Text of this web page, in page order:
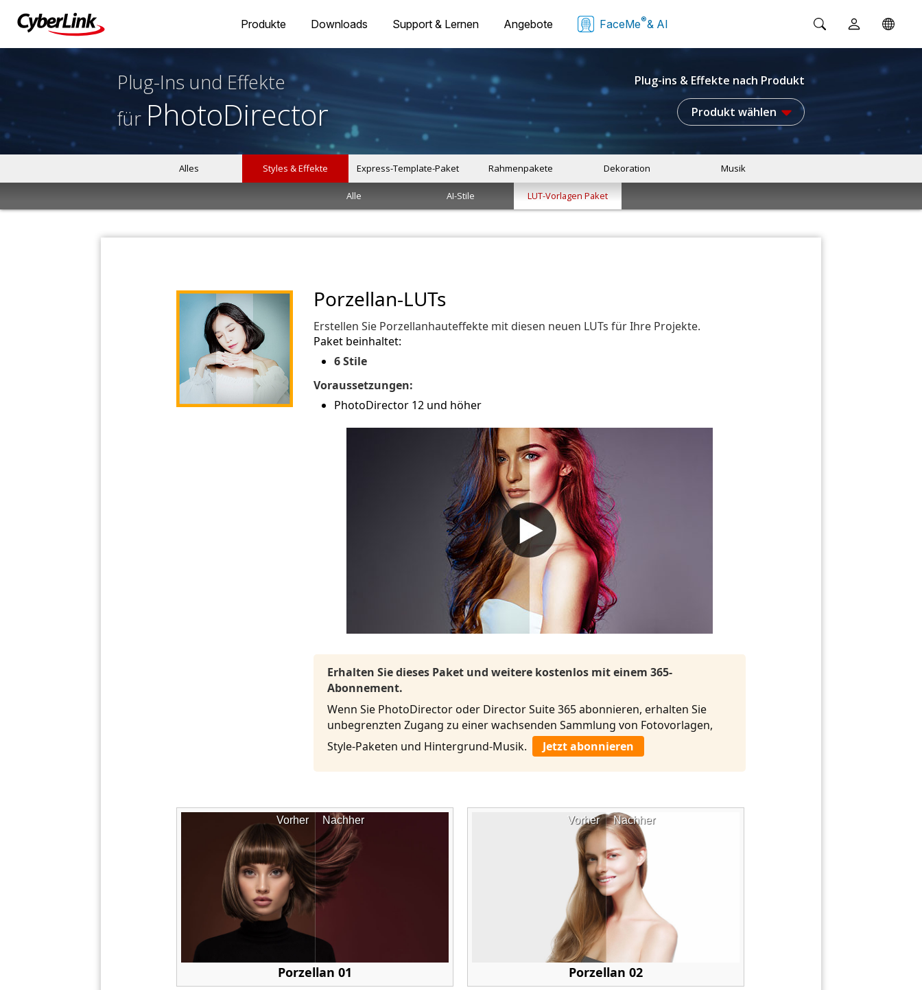
Produkte Downloads Support & Lernen Angebote FaceMe®& AI
Plug-Ins und Effekte
für PhotoDirector
Plug-ins & Effekte nach Produkt
Produkt wählen
Alles Styles & Effekte Express-Template-Paket Rahmenpakete Dekoration Musik
Alle AI-Stile LUT-Vorlagen Paket
Porzellan-LUTs
Erstellen Sie Porzellanhauteffekte mit diesen neuen LUTs für Ihre Projekte.
Paket beinhaltet:
6 Stile
Voraussetzungen:
PhotoDirector 12 und höher
Erhalten Sie dieses Paket und weitere kostenlos mit einem 365-
Abonnement.
Wenn Sie PhotoDirector oder Director Suite 365 abonnieren, erhalten Sie
unbegrenzten Zugang zu einer wachsenden Sammlung von Fotovorlagen,
Style-Paketen und Hintergrund-Musik.
Jetzt abonnieren
Nachher
Vorher
Porzellan 01
Nachher
Vorher
Porzellan 02